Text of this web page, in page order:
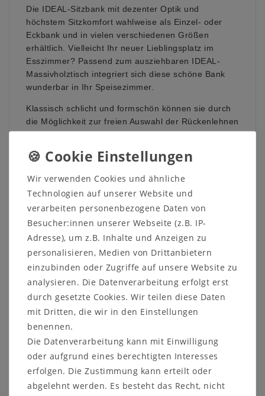
Die IDEAL-Sitzbank mit dezenter Optik und
höchstem Sitzkomfort wahlweise als Einzel- oder
Eckbank und in vielen verschiedenen Größen
erhältlich. Vielleicht Ihr neuer Lieblingsplatz im
Esszimmer? Passend zum ausziehbaren IDEAL-
Massivholztisch integriert sich diese schöne Bank
wunderbar in Ihr Speisezimmer.
Klassisch schlicht und formschön können sie durch
die Möglichkeit zur freien Auswahl der Rückenlehnen
und Sitzflächen aus dieser Bank ein optisches
hochwertigen Polstern ist sie nicht nur bequem,
sondern schmückt jede Essecke.
4-Fuß-Esstisch mit Auszugfunktion
Maße:
Tischplattenstärke: 30 mm
Tischhöhe: 76 cm
Beinfreiheit: 64 cm
Variante mit Funktion F3 mit Gestellauszug:
mit 60 cm Einlegeplatte, wahlweise
140/200x80, 160/220x80, 180/240x80
Wir verwenden Cookies und ähnliche
Technologien auf unserer Website und
verarbeiten personenbezogene Daten von
Besucher:innen unserer Webseite (z.B. IP-
Adresse), um z.B. Inhalte und Anzeigen zu
personalisieren, Medien von Drittanbietern
einzubinden oder Zugriffe auf unsere Website zu
analysieren. Die Datenverarbeitung erfolgt erst
durch gesetzte Cookies. Wir teilen diese Daten
mit Dritten, die wir in den Einstellungen
benennen.
Die Datenverarbeitung kann mit Einwilligung
oder aufgrund eines berechtigten Interesses
erfolgen. Die Zustimmung kann erteilt oder
abgelehnt werden. Es besteht das Recht, nicht